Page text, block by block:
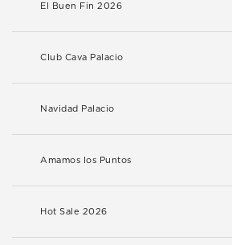
El Buen Fin 2026
Club Cava Palacio
Navidad Palacio
Amamos los Puntos
Hot Sale 2026